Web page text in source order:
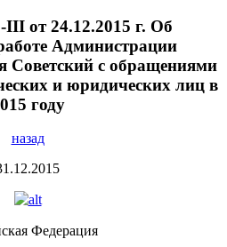
от 24.12.2015 г. Об
Администрации
Советский с обращениями
и юридических лиц в
году
назад
Федерация